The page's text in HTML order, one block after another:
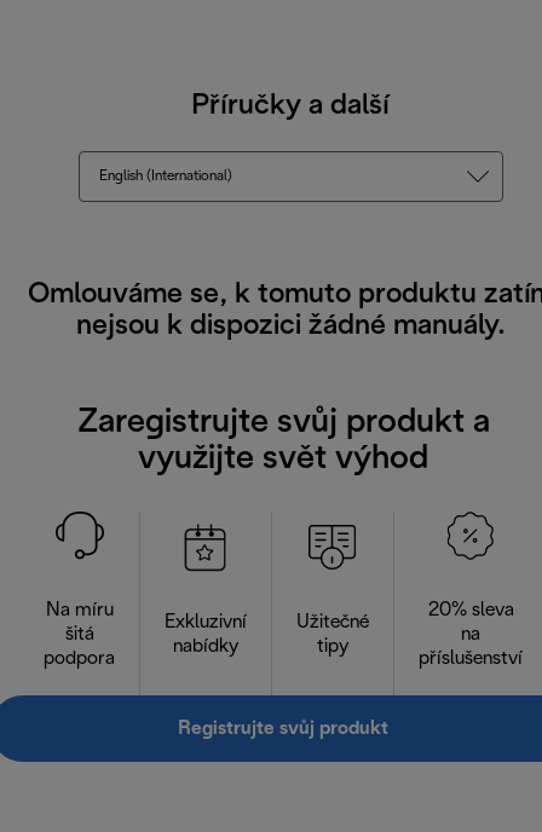
Příručky a další
English (International)
Omlouváme se, k tomuto produktu
nejsou k dispozici žádné manuály.
Zaregistrujte svůj produkt a
využijte svět výhod
Na míru
šitá
podpora
Exkluzivní
nabídky
Užitečné
tipy
20% sleva
na
příslušenství
Registrujte svůj produkt